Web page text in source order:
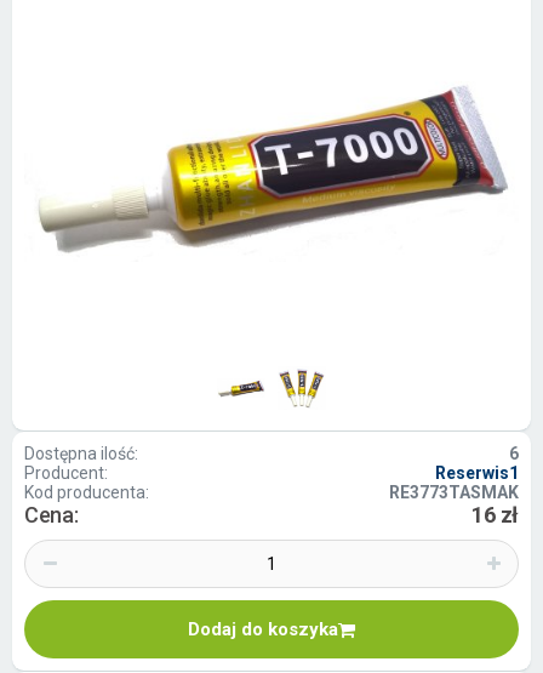
Dostępna ilość:
6
Producent:
Reserwis1
Kod producenta:
RE3773TASMAK
Cena: 16 zł
Dodaj do koszyka